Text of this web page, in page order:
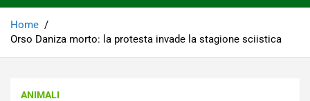
Home
Orso Daniza morto: la protesta invade la stagione sciistica
ANIMALI